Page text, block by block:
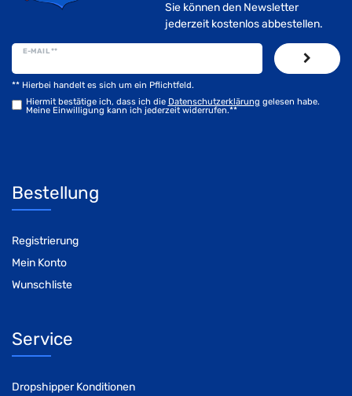
Sie können den Newsletter
jederzeit kostenlos abbestellen.
E-MAIL **
Hiermit bestätige ich, dass ich die Daten­schutz­erklärung gelesen habe.
Meine Einwilligung kann ich jederzeit widerrufen.**
** Hierbei handelt es sich um ein Pflichtfeld.
Bestellung
Registrierung
Mein Konto
Wunschliste
Service
Dropshipper Konditionen